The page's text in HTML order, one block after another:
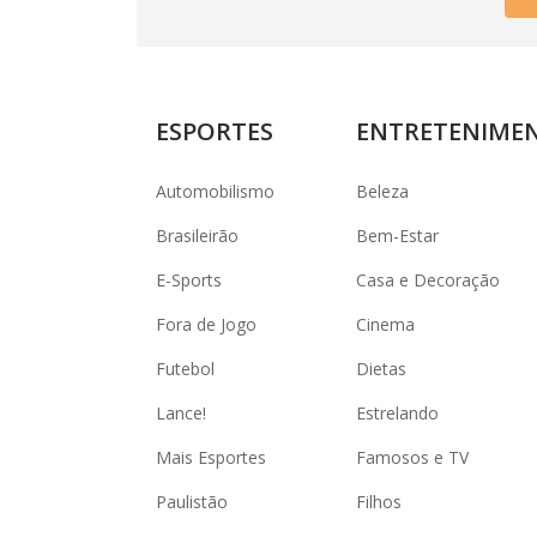
ESPORTES
Automobilismo
Brasileirão
E-Sports
Fora de Jogo
Futebol
Lance!
Mais Esportes
Paulistão
Beleza
Bem-Estar
Casa e Decoração
Cinema
Dietas
Estrelando
Famosos e TV
Filhos